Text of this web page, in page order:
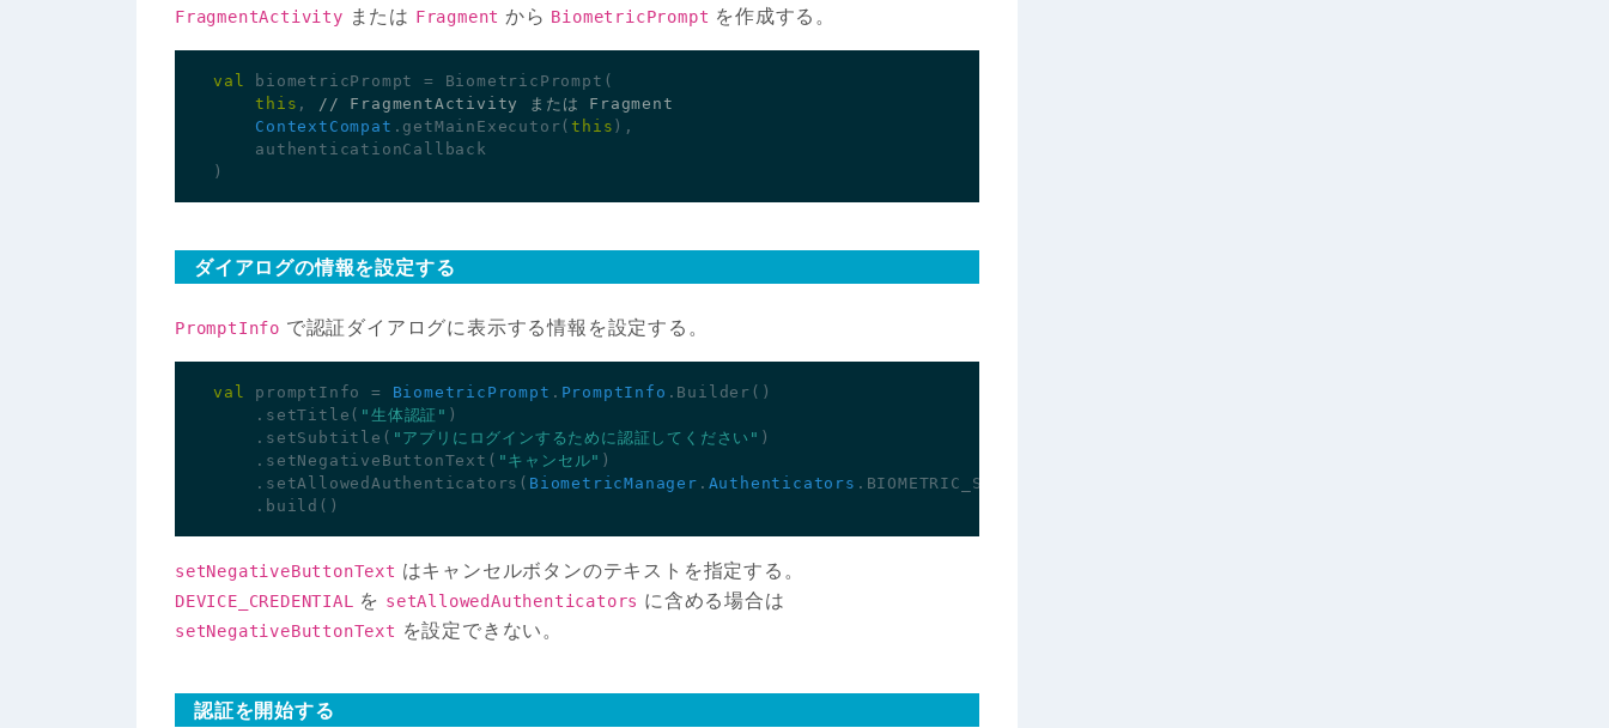
FragmentActivity または Fragment から BiometricPrompt を作成する。
val biometricPrompt = BiometricPrompt (
this ,
ContextCompat . getMainExecutor ( this ),
authenticationCallback
)
ダイアログの情報を設定する
PromptInfo で認証ダイアログに表示する情報を設定する。
val promptInfo = BiometricPrompt . PromptInfo . Builder ()
. setTitle ( "生体認証" )
. setSubtitle ( "アプリにログインするために認証してください" )
. setNegativeButtonText ( "キャンセル" )
. setAllowedAuthenticators ( BiometricManager . Authenticators . BIOMETRIC_STRONG
. build ()
setNegativeButtonText はキャンセルボタンのテキストを指定する。
DEVICE_CREDENTIAL を setAllowedAuthenticators に含める場合は
setNegativeButtonText を設定できない。
認証を開始する